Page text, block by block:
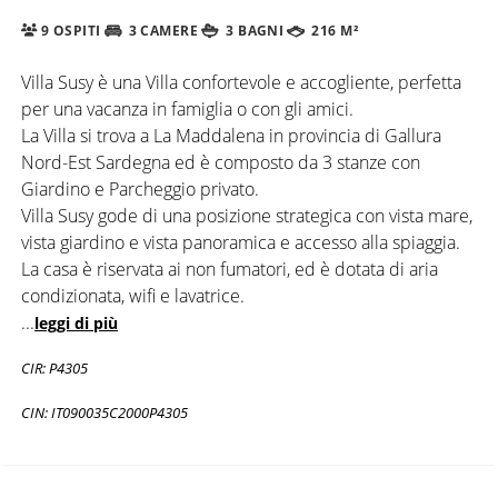
9 OSPITI 3 CAMERE 3 BAGNI 216 M²
Villa Susy è una Villa confortevole e accogliente, perfetta
per una vacanza in famiglia o con gli amici.
La Villa si trova a La Maddalena in provincia di Gallura
Nord-Est Sardegna ed è composto da 3 stanze con
Giardino e Parcheggio privato.
Villa Susy gode di una posizione strategica con vista mare,
vista giardino e vista panoramica e accesso alla spiaggia.
La casa è riservata ai non fumatori, ed è dotata di aria
condizionata, wifi e lavatrice.
...leggi di più
CIR: P4305
CIN: IT090035C2000P4305